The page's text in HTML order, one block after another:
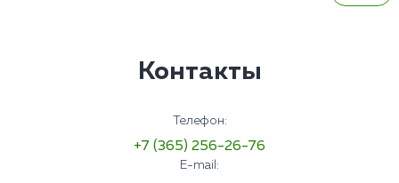
Контакты
Телефон:
+7 (365) 256-26-76
E-mail: